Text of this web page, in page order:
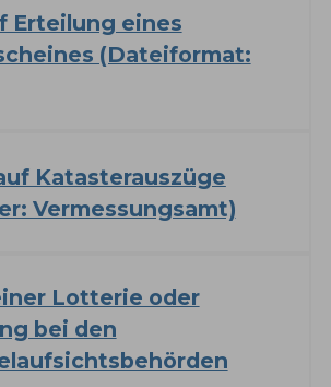
Erteilung eines
(Dateiformat:
Katasterauszüge
Vermessungsamt)
Lotterie oder
bei den